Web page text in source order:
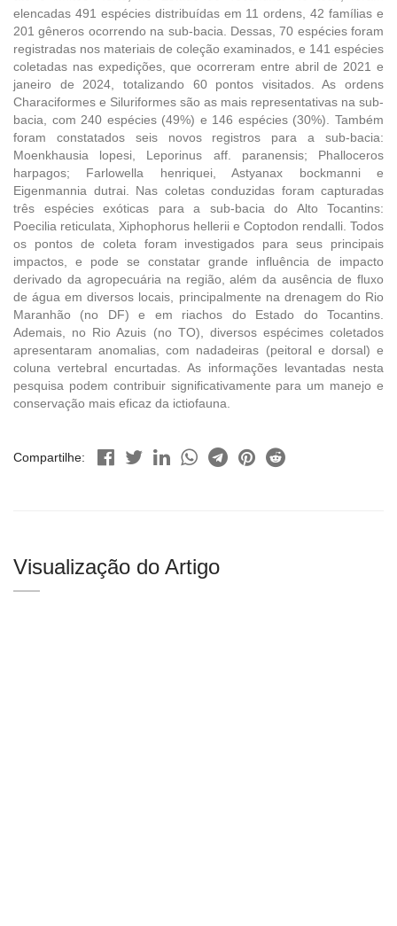
elencadas 491 espécies distribuídas em 11 ordens, 42 famílias e
201 gêneros ocorrendo na sub-bacia. Dessas, 70 espécies foram
registradas nos materiais de coleção examinados, e 141 espécies
coletadas nas expedições, que ocorreram entre abril de 2021 e
janeiro de 2024, totalizando 60 pontos visitados. As ordens
Characiformes e Siluriformes são as mais representativas na sub-
bacia, com 240 espécies (49%) e 146 espécies (30%). Também
foram constatados seis novos registros para a sub-bacia:
Moenkhausia lopesi, Leporinus aff. paranensis; Phalloceros
harpagos; Farlowella henriquei, Astyanax bockmanni e
Eigenmannia dutrai. Nas coletas conduzidas foram capturadas
três espécies exóticas para a sub-bacia do Alto Tocantins:
Poecilia reticulata, Xiphophorus hellerii e Coptodon rendalli. Todos
os pontos de coleta foram investigados para seus principais
impactos, e pode se constatar grande influência de impacto
derivado da agropecuária na região, além da ausência de fluxo
de água em diversos locais, principalmente na drenagem do Rio
Maranhão (no DF) e em riachos do Estado do Tocantins.
Ademais, no Rio Azuis (no TO), diversos espécimes coletados
apresentaram anomalias, com nadadeiras (peitoral e dorsal) e
coluna vertebral encurtadas. As informações levantadas nesta
pesquisa podem contribuir significativamente para um manejo e
conservação mais eficaz da ictiofauna.
Compartilhe:
Visualização do Artigo